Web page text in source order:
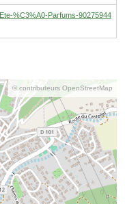
%C3%A0-Parfums-90275944
© contributeurs OpenStreetMap